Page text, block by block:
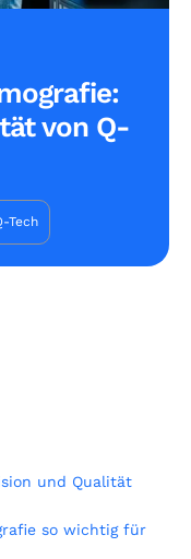
von Q-
Tech
und Qualität
so wichtig für